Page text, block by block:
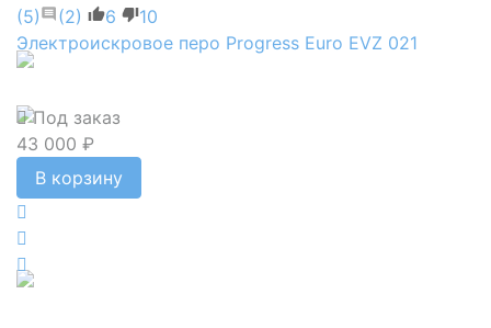
(5) (2) 6
10
Электроискровое перо Progress Euro EVZ 021
Под заказ
43 000 ₽
В корзину